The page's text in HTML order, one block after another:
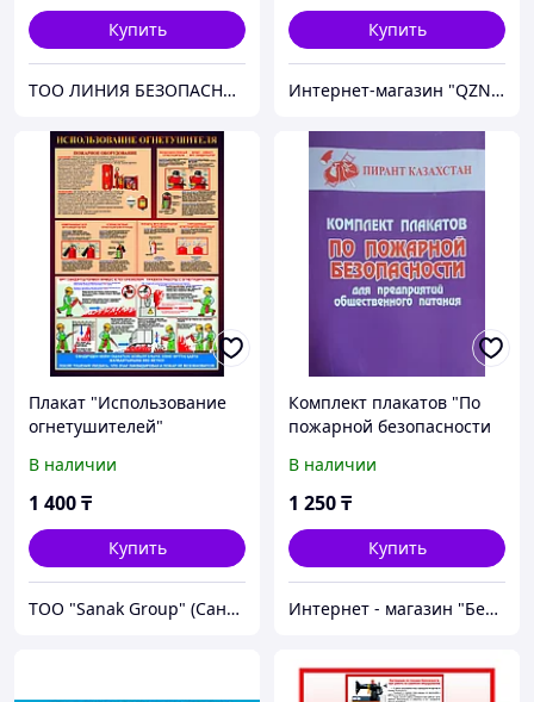
Купить
ТОО ЛИНИЯ БЕЗОПАСНОСТИ 101
Купить
Интернет-магазин "QZNAK"
Плакат "Использование
огнетушителей"
В наличии
1 400₸
Купить
ТОО "Sanak Group" (Санак групп)
Комплект плакатов "По
пожарной безопасности
общественного питания"
5 листов
В наличии
1 250₸
Купить
Интернет - магазин "Безопасный Дом"